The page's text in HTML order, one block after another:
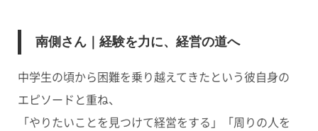
南側さん｜経験を力に、経営の道へ
中学生の頃から困難を乗り越えてきたという彼自身の
エピソードと重ね、
「やりたいことを見つけて経営をする」「周りの人を